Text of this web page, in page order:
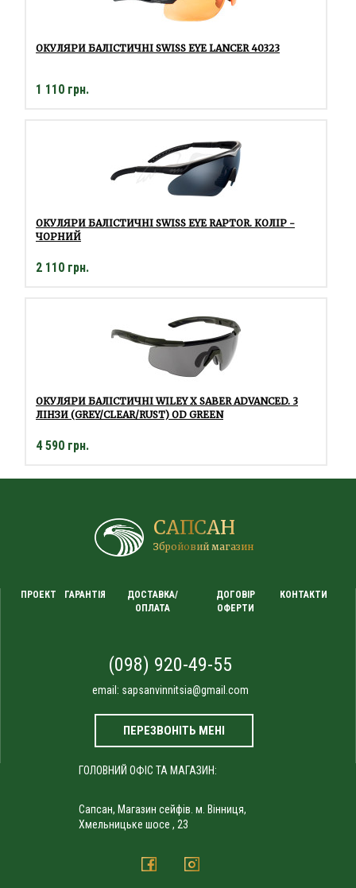
ОКУЛЯРИ БАЛІСТИЧНІ SWISS EYE LANCER 40323
1 110 грн.
ОКУЛЯРИ БАЛІСТИЧНІ SWISS EYE RAPTOR. КОЛІР -
ЧОРНИЙ
2 110 грн.
ОКУЛЯРИ БАЛІСТИЧНІ WILEY X SABER ADVANCED. 3
ЛІНЗИ (GREY/CLEAR/RUST) OD GREEN
4 590 грн.
САПСАН
Збройовий магазин
ПРОЕКТ ГАРАНТІЯ
ДОСТАВКА/
ОПЛАТА
ДОГОВІР
ОФЕРТИ
КОНТАКТИ
(098) 920-49-55
email: sapsanvinnitsia@gmail.com
ПЕРЕЗВОНІТЬ МЕНІ
ГОЛОВНИЙ ОФІС ТА МАГАЗИН:
Сапсан, Магазин сейфів. м. Вінниця,
Хмельницьке шосе , 23